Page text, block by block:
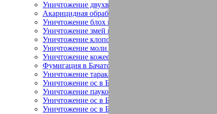
Уничтожение двухвостки в Бачатский
Акарицидная обработка в Бачатский
Уничтожение блох в Бачатский
Уничтожение змей в Бачатский
Уничтожение клопов в Бачатский
Уничтожение моли в Бачатский
Уничтожение кожееда в Бачатский
Фумигация в Бачатский
Уничтожение тараканов в Бачатский
Уничтожение ос в Бачатский
Уничтожение пауков в Бачатский
Уничтожение ос в Бачатский
Уничтожение ос в Бачатский